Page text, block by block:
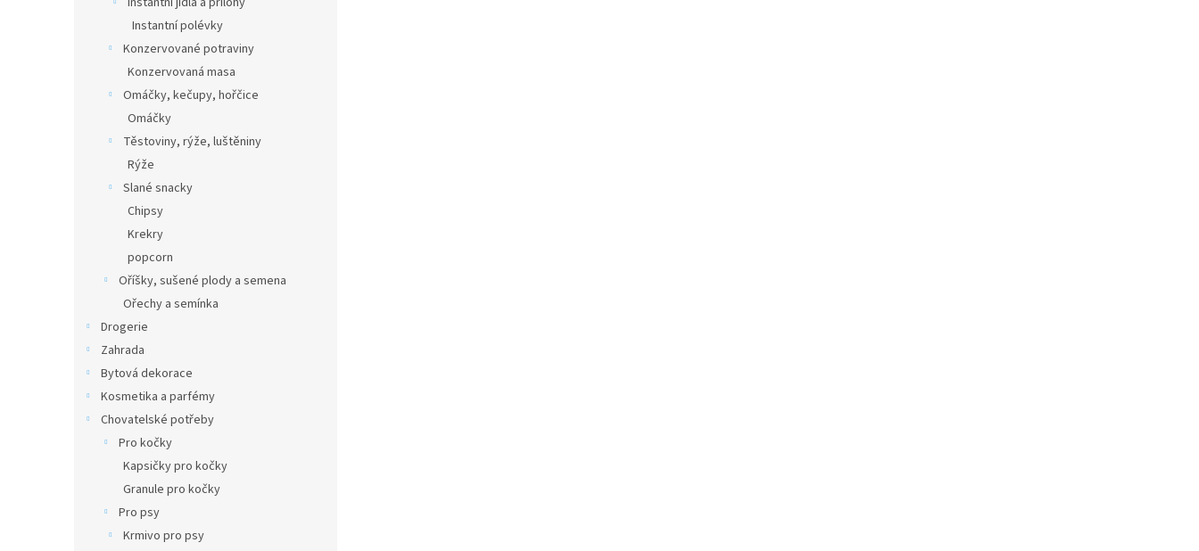
Instantní polévky
Konzervované potraviny
Konzervovaná masa
Omáčky, kečupy, hořčice
Omáčky
Těstoviny, rýže, luštěniny
Rýže
Slané snacky
Chipsy
Krekry
popcorn
Oříšky, sušené plody a semena
Ořechy a semínka
Drogerie
Zahrada
Bytová dekorace
Kosmetika a parfémy
Chovatelské potřeby
Pro kočky
Kapsičky pro kočky
Granule pro kočky
Pro psy
Krmivo pro psy